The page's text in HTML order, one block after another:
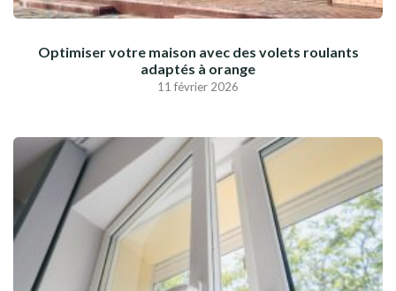
Optimiser votre maison avec des volets roulants
adaptés à orange
11 février 2026